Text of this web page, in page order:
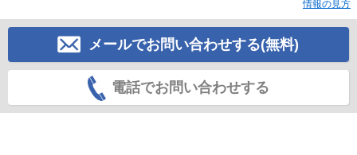
情報の見方
メールでお問い合わせする(無料)
電話でお問い合わせする